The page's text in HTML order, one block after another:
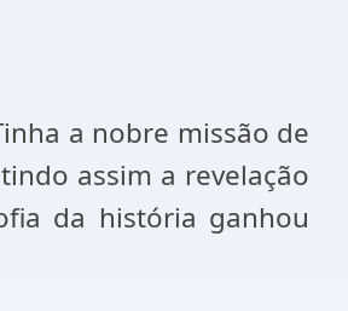
a nobre missão de
assim a revelação
da história ganhou